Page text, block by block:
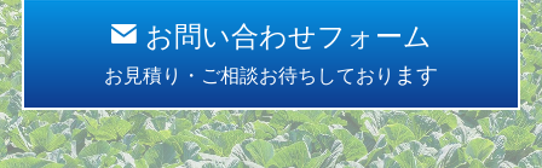
お問い合わせフォーム
お見積り・ご相談お待ちしており ます